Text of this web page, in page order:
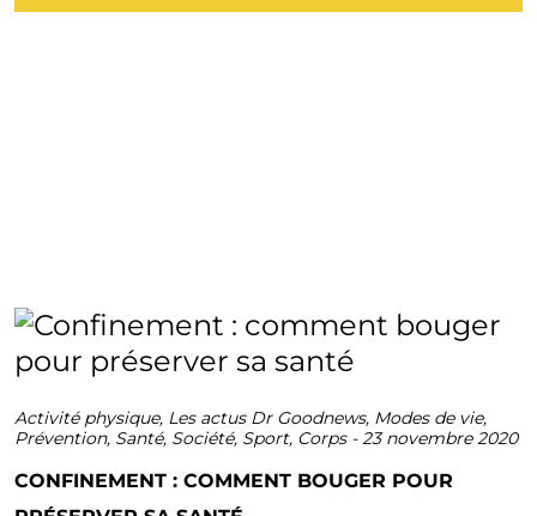
Activité physique, Les actus Dr Goodnews, Modes de vie,
Prévention, Santé, Société, Sport, Corps-23 novembre 2020
CONFINEMENT : COMMENT BOUGER POUR